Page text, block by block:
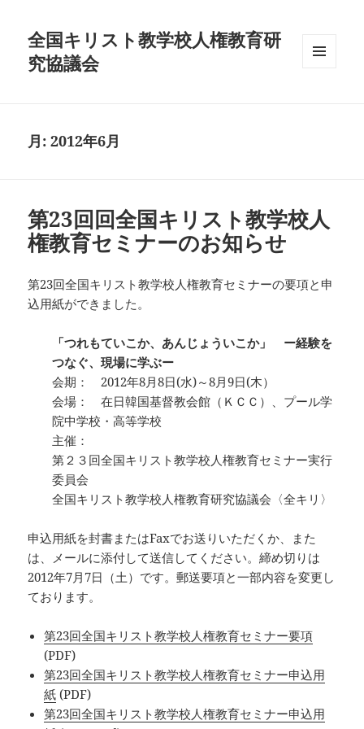
全国キリスト教学校人権教育研
究協議会
月:2012年6月
第23回回全国キリスト教学校人
権教育セミナーのお知らせ
第23回全国キリスト教学校人権教育セミナーの要項と申
込用紙ができました。
「つれもていこか、あんじょういこか」 ー経験を
つなぐ、現場に学ぶー
会期： 2012年8月8日(水)～8月9日(木）
会場： 在日韓国基督教会館（ＫＣＣ）、プール学
院中学校・高等学校
主催：
第２３回全国キリスト教学校人権教育セミナー実行
委員会
全国キリスト教学校人権教育研究協議会〈全キリ〉
申込用紙を封書またはFaxでお送りいただくか、また
は、メールに添付して送信してください。締め切りは
2012年7月7日（土）です。郵送要項と一部内容を変更し
ております。
第23回全国キリスト教学校人権教育セミナー要項
(PDF)
第23回全国キリスト教学校人権教育セミナー申込用
紙 (PDF)
第23回全国キリスト教学校人権教育セミナー申込用